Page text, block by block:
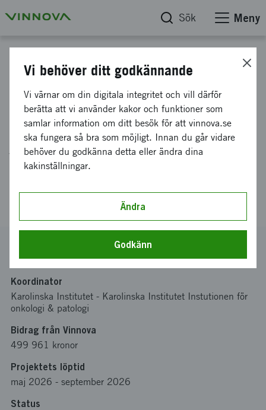
Sök Meny
Planering av pragmatisk
klinisk prövning för
individanpassad immunterapi
vid svårbehandlad cancer inom
ramen för HORIZON Europe-
2026-01188
Koordinator
Karolinska Institutet - Karolinska Institutet Instutionen för
onkologi & patologi
Bidrag från Vinnova
499 961 kronor
Projektets löptid
maj 2026 - september 2026
Status
Vi behöver ditt godkännande
Vi värnar om din digitala integritet och vill därför
berätta att vi använder kakor och funktioner som
samlar information om ditt besök för att vinnova.se
ska fungera så bra som möjligt. Innan du går vidare
behöver du godkänna detta eller ändra dina
kakinställningar.
Ändra
Godkänn